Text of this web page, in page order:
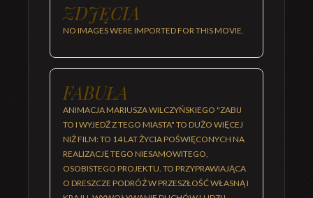
ZDJĘCIA
NO IMAGES WERE IMPORTED FOR THIS MOVIE.
FABUŁA
ANIMACJA MARIUSZA WILCZYŃSKIEGO "ZABIJ
TO I WYJEDŹ Z TEGO MIASTA" TO DUŻO WIĘCEJ
NIŻ FILM: TO 14 LAT ŻYCIA POŚWIĘCONYCH NA
REALIZACJĘ TEGO NIESAMOWITEGO,
OSOBISTEGO PROJEKTU. TO PRZYPRAWIAJĄCA
O DRESZCZE PODRÓŻ W PRZESZŁOŚĆ WŁASNĄ I